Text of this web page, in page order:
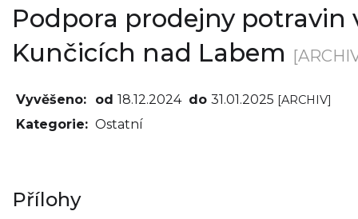
Podpora prodejny potravin
Kunčicích nad Labem
Vyvěšeno: od 18.12.2024 do 31.01.2025 [ARCHIV]
Kategorie: Ostatní
Přílohy